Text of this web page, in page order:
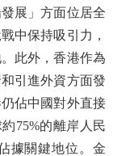
展」方面位居全
中保持吸引力，
此外，香港作為
引進外資方面發
佔中國對外直接
75%的離岸人民
據關鍵地位。金